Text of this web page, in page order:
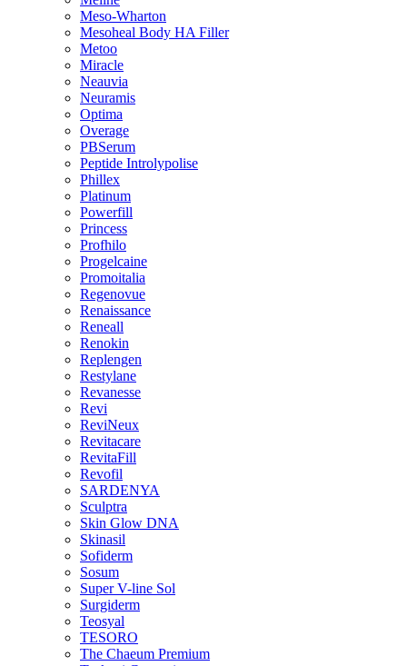
Meso-Wharton
Mesoheal Body HA Filler
Metoo
Miracle
Neauvia
Neuramis
Optima
Overage
PBSerum
Peptide Introlypolise
Phillex
Platinum
Powerfill
Princess
Profhilo
Progelcaine
Promoitalia
Regenovue
Renaissance
Reneall
Renokin
Replengen
Restylane
Revanesse
Revi
ReviNeux
Revitacare
RevitaFill
Revofil
SARDENYA
Sculptra
Skin Glow DNA
Skinasil
Sofiderm
Sosum
Super V-line Sol
Surgiderm
Teosyal
TESORO
The Chaeum Premium